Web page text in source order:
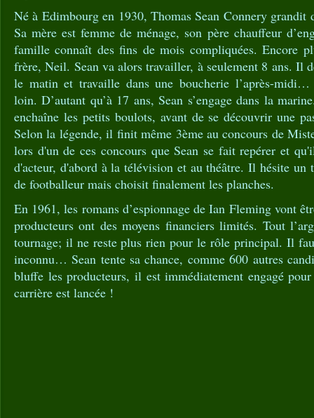
Né à Edimbourg en 1930, Thomas Sean Connery
Sa mère est femme de ménage, son père chauffeur
famille connaît des fins de mois compliquées. Encore
frère, Neil. Sean va alors travailler, à seulement 8 ans. Il
le matin et travaille dans une boucherie l’après-
loin. D’autant qu’à 17 ans, Sean s’engage dans la
enchaîne les petits boulots, avant de se découvrir une
Selon la légende, il finit même 3ème au concours de
lors d'un de ces concours que Sean se fait repérer et
d'acteur, d'abord à la télévision et au théâtre. Il hésite un
de footballeur mais choisit finalement les planches.
En 1961, les romans d’espionnage de Ian Fleming vont
producteurs ont des moyens financiers limités. Tout
tournage; il ne reste plus rien pour le rôle principal. Il
inconnu… Sean tente sa chance, comme 600 autres
bluffe les producteurs, il est immédiatement engagé
carrière est lancée !